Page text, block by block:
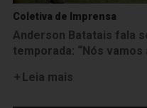
Coletiva de Imprensa
Anderson Batatais fala
temporada: “Nós
Leia mais